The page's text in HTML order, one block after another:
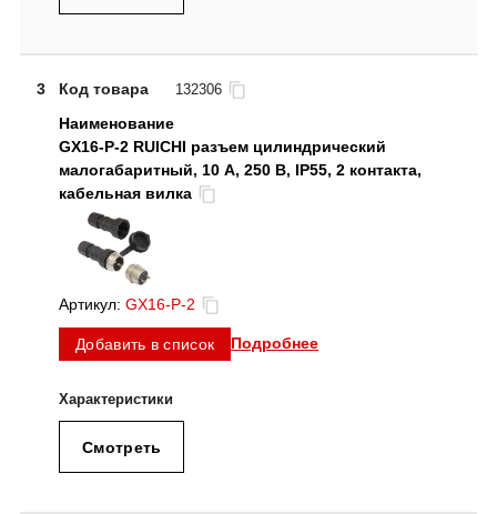
3 Код товара 132306
GX16-P-2 RUICHI разъем цилиндрический
малогабаритный, 10 А, 250 В, IP55, 2 контакта,
кабельная вилка
Артикул: GX16-P-2
Добавить в список Подробнее
Смотреть